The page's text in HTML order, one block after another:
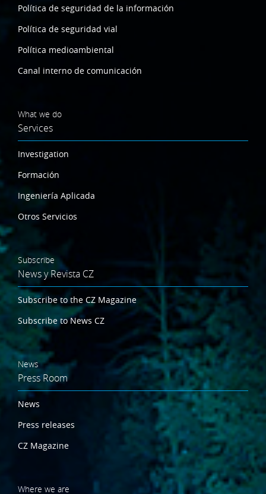
Política de seguridad de la información
Política de seguridad vial
Política medioambiental
Canal interno de comunicación
What we do
Services
Investigation
Formación
Ingeniería Aplicada
Otros Servicios
Subscribe
News y Revista CZ
Subscribe to the CZ Magazine
Subscribe to News CZ
News
Press Room
News
Press releases
CZ Magazine
Where we are